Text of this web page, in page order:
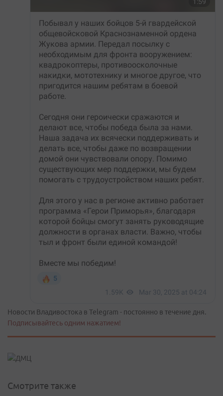
Новости Владивостока в Telegram - постоянно в течение дня.
Подписывайтесь одним нажатием!
Смотрите также